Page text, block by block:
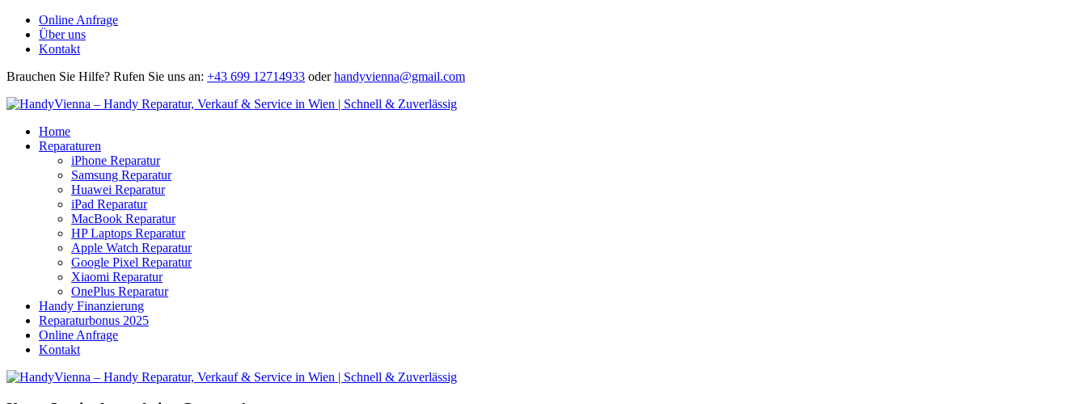
Online Anfrage
Über uns
Kontakt
Brauchen Sie Hilfe? Rufen Sie uns an: +43 699 12714933 oder handyvienna@gmail.com
Home
Reparaturen
iPhone Reparatur
Samsung Reparatur
Huawei Reparatur
iPad Reparatur
MacBook Reparatur
HP Laptops Reparatur
Apple Watch Reparatur
Google Pixel Reparatur
Xiaomi Reparatur
OnePlus Reparatur
Handy Finanzierung
Reparaturbonus 2025
Online Anfrage
Kontakt